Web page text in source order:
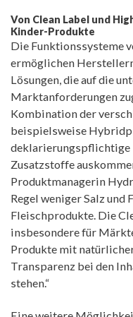
Von Clean Label und
Kinder-Produkte
Die Funktionssysteme
ermöglichen
Lösungen, die auf die
Marktanforderungen
Kombination der
beispielsweise
deklarierungspflichtige
Zusatzstoffe
Produktmanagerin
Regel weniger Salz und
Fleischprodukte. Die
insbesondere für
Produkte mit
Transparenz bei den
stehen.“